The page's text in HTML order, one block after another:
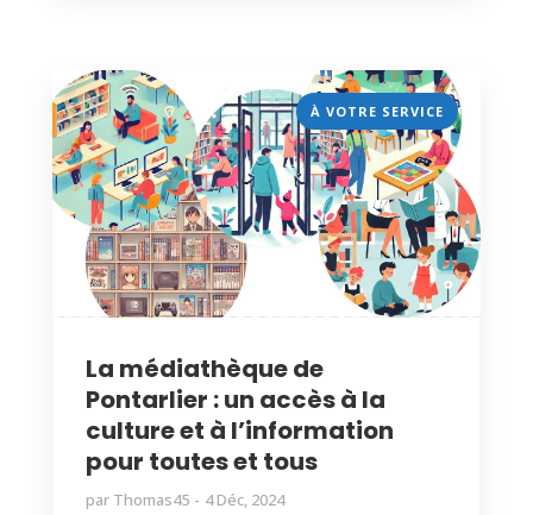
À VOTRE SERVICE
La médiathèque de
Pontarlier : un accès à la
culture et à l’information
pour toutes et tous
par Thomas45 4 Déc, 2024